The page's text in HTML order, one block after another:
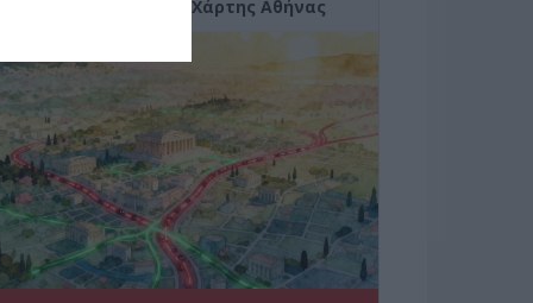
Κίνηση Τώρα: Live Χάρτης Αθήνας